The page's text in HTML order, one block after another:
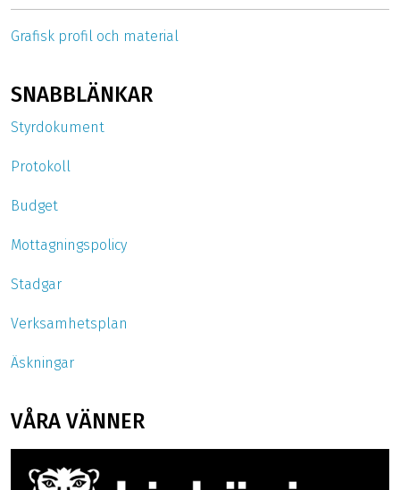
Grafisk profil och material
SNABBLÄNKAR
Styrdokument
Protokoll
Budget
Mottagningspolicy
Stadgar
Verksamhetsplan
Äskningar
VÅRA VÄNNER